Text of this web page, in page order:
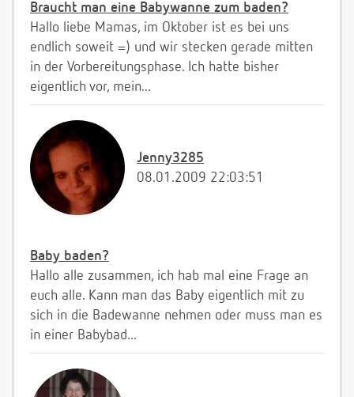
Braucht man eine Babywanne zum baden?
Hallo liebe Mamas, im Oktober ist es bei uns
endlich soweit =) und wir stecken gerade mitten
in der Vorbereitungsphase. Ich hatte bisher
eigentlich vor, mein...
Jenny3285
08.01.2009 22:03:51
Baby baden?
Hallo alle zusammen, ich hab mal eine Frage an
euch alle. Kann man das Baby eigentlich mit zu
sich in die Badewanne nehmen oder muss man es
in einer Babybad...